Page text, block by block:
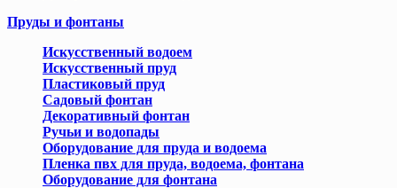
Пруды и фонтаны
Искусственный водоем
Искусственный пруд
Пластиковый пруд
Садовый фонтан
Декоративный фонтан
Ручьи и водопады
Оборудование для пруда и водоема
Пленка пвх для пруда, водоема, фонтана
Оборудование для фонтана